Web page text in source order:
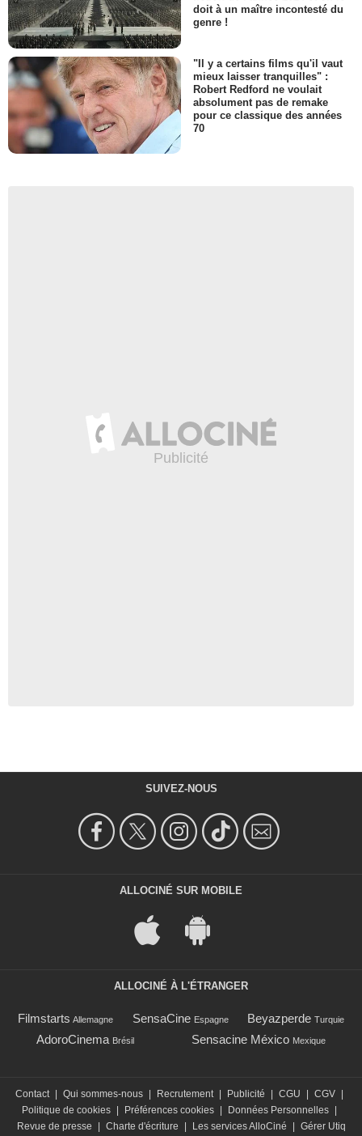
doit à un maître incontesté du
genre !
"Il y a certains films qu'il vaut
mieux laisser tranquilles" :
Robert Redford ne voulait
absolument pas de remake
pour ce classique des années
70
SUIVEZ-NOUS
ALLOCINÉ SUR MOBILE
ALLOCINÉ À L'ÉTRANGER
Filmstarts Allemagne SensaCine Espagne Beyazperde Turquie
AdoroCinema Brésil Sensacine México Mexique
Contact | Qui sommes-nous | Recrutement | Publicité | CGU | CGV |
Politique de cookies | Préférences cookies | Données Personnelles |
Revue de presse
| Charte d'écriture | Les services AlloCiné | Gérer Utiq